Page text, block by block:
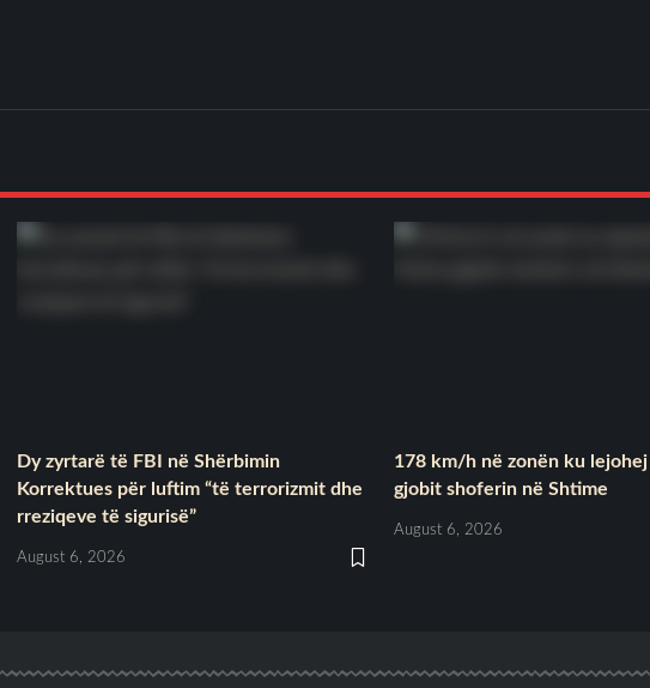
Dy zyrtarë të FBI në Shërbimin
Korrektues për luftim “të terrorizmit dhe
rreziqeve të sigurisë”
August 6, 2026
178 km/h në zonën ku
gjobit shoferin në Shtime
August 6, 2026